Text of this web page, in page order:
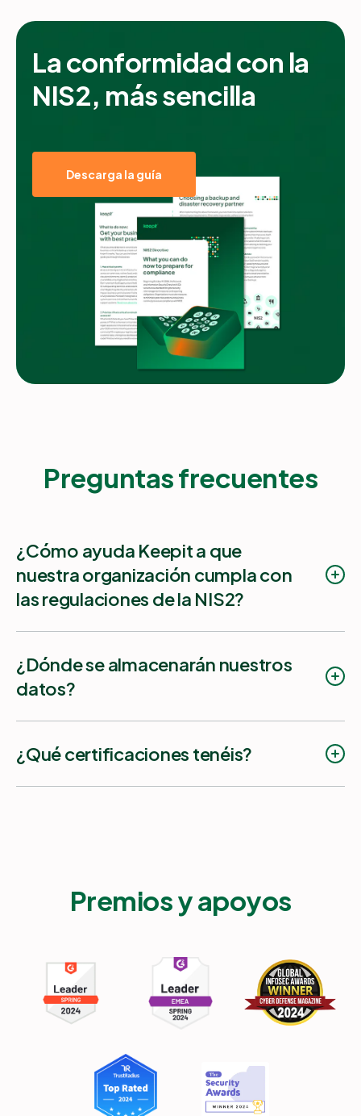
La conformidad con la
NIS2, más sencilla
Descarga la guía
Preguntas frecuentes
¿Cómo ayuda Keepit a que
nuestra organización cumpla con
las regulaciones de la NIS2?
¿Dónde se almacenarán nuestros
datos?
¿Qué certificaciones tenéis?
Premios y apoyos